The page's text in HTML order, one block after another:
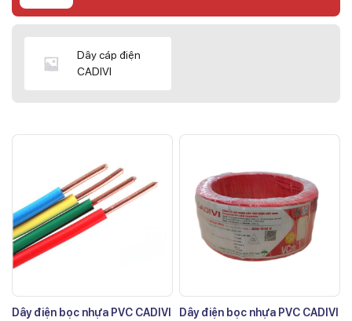
Dây cáp điện
CADIVI
Dây điện bọc nhựa PVC CADIVI
Dây điện bọc nhựa PVC CADIVI